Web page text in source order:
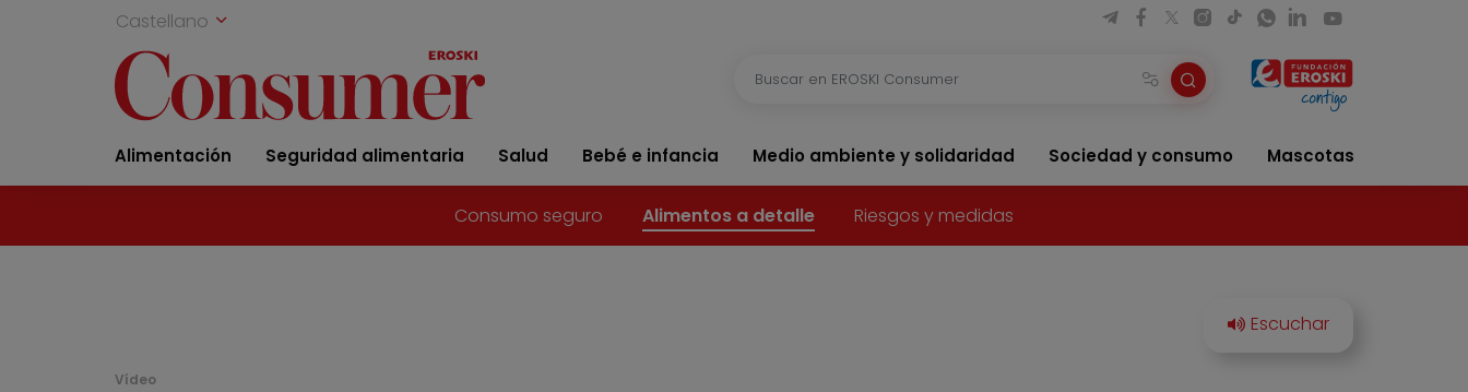
Castellano
Alimentación Seguridad alimentaria Salud Bebé e infancia Medio ambiente y solidaridad Sociedad y consumo Mascotas
Consumo seguro Alimentos a detalle Riesgos y medidas
Vídeo